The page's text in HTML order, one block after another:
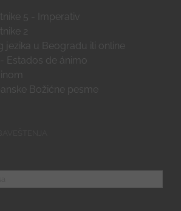
5 - Imperativ
2
jezika u Beogradu ili online
Estados de ánimo
Božićne pesme